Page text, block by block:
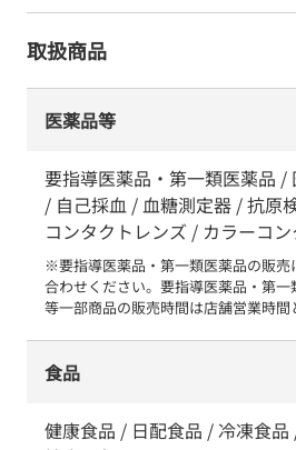
取扱商品
医薬品等
要指導医薬品・第一類医薬品 /
/ 自己採血 / 血糖測定器 / 抗原
コンタクトレンズ / カラーコ
※要指導医薬品・第一類医薬品の販売
合わせください。要指導医薬品・第
等一部商品の販売時間は店舗営業時間
食品
健康食品 / 日配食品 / 冷凍食